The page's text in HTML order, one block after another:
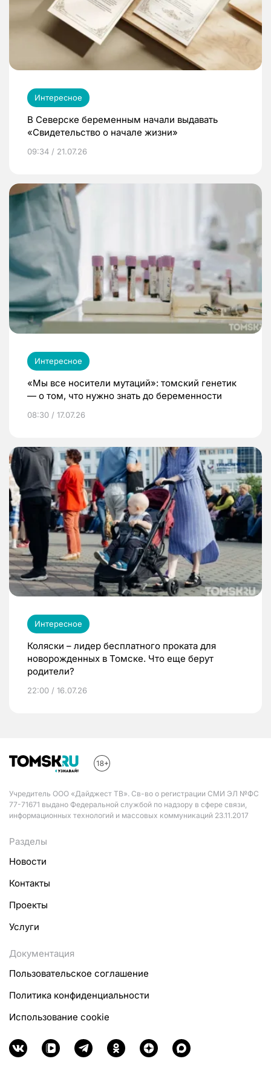
Интересное
В Северске беременным начали выдавать
«Свидетельство о начале жизни»
09:34 / 21.07.26
Интересное
«Мы все носители мутаций»: томский генетик
— о том, что нужно знать до беременности
08:30 / 17.07.26
Интересное
Коляски – лидер бесплатного проката для
новорожденных в Томске. Что еще берут
родители?
22:00 / 16.07.26
Учредитель ООО «Дайджест ТВ». Св-во о регистрации СМИ ЭЛ №ФС
77-71671 выдано Федеральной службой по надзору в сфере связи,
информационных технологий и массовых коммуникаций 23.11.2017
Разделы
Новости
Контакты
Проекты
Услуги
Документация
Пользовательское соглашение
Политика конфиденциальности
Использование cookie